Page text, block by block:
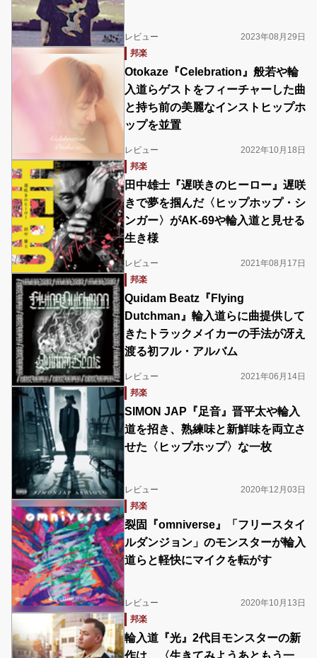
レビュー
2023年08月29日
邦楽
Otokaze『Celebration』般若や輪
入道らゲストをフィーチャーした曲
と持ち前の美麗なインストヒップホ
ップを並置
レビュー
2022年10月18日
邦楽
田中雄士『遅咲きのヒーロー』遅咲
きで夢を掴んだ〈ヒップホップ・シ
ンガー〉がAK-69や輪入道と見せる
生き様
レビュー
2021年08月17日
邦楽
Quidam Beatz『Flying
Dutchman』輪入道らに曲提供して
きたトラックメイカーの手法が冴え
渡る初フル・アルバム
レビュー
2021年06月14日
邦楽
SIMON JAP『足音』晋平太や輪入
道を招き、熟練味と新鮮味を両立さ
せた〈ヒップホップ〉な一枚
レビュー
2020年12月03日
邦楽
裂固『omniverse』「フリースタイ
ルダンジョン」のモンスターが輪入
道らと軽快にマイクを転がす
レビュー
2020年10月13日
邦楽
輪入道『光』2代目モンスターの新
作は、〈生きてみようあともう一